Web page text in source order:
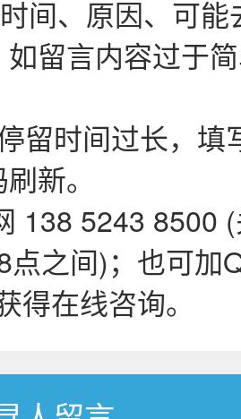
间、原因、可能
留言内容过于
留时间过长，填
新。
138 5243 8500
之间)；也可加
在线咨询。